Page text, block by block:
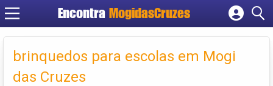
Encontra MogidasCruzes
Cadastrar empresa
Criar conta
brinquedos para escolas em Mogi
das Cruzes